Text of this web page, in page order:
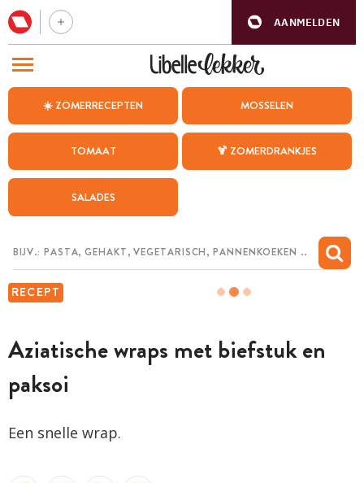
AANMELDEN
☀️ ZOMERRECEPTEN MOSSELEN
TOMAAT 🍹 ZOMERDRANKJES
SALADES
RECEPT
Aziatische wraps met biefstuk en
paksoi
Een snelle wrap.
BEZOEK ONZE ANDERE WEBSITES
WEEKMENU
CHAT MET MAIA
MIJN BEWAARDE RECEPTEN